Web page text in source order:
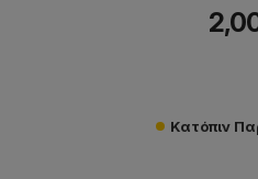
Κατόπιν